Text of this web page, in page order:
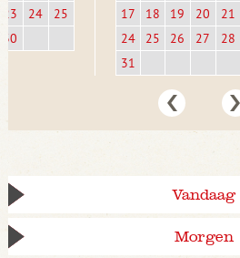
23
24
25
30
17
18 19 20 21
24
25 26 27 28
31
Vandaag
Morgen